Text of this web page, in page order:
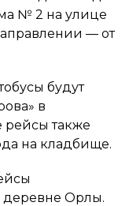
№ 2 на улице
— от
будут
в
рейсы также
на кладбище.
деревне Орлы.